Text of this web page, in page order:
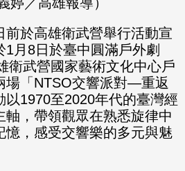
前於高雄衛武營舉行活動宣
月8日於臺中圓滿戶外劇
衛武營國家藝術文化中心戶
場「NTSO交響派對—重返
以1970至2020年代的臺灣經
軸，帶領觀眾在熟悉旋律中
憶，感受交響樂的多元與魅